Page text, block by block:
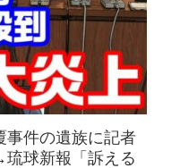
事件の遺族に記者
球新報「訴える